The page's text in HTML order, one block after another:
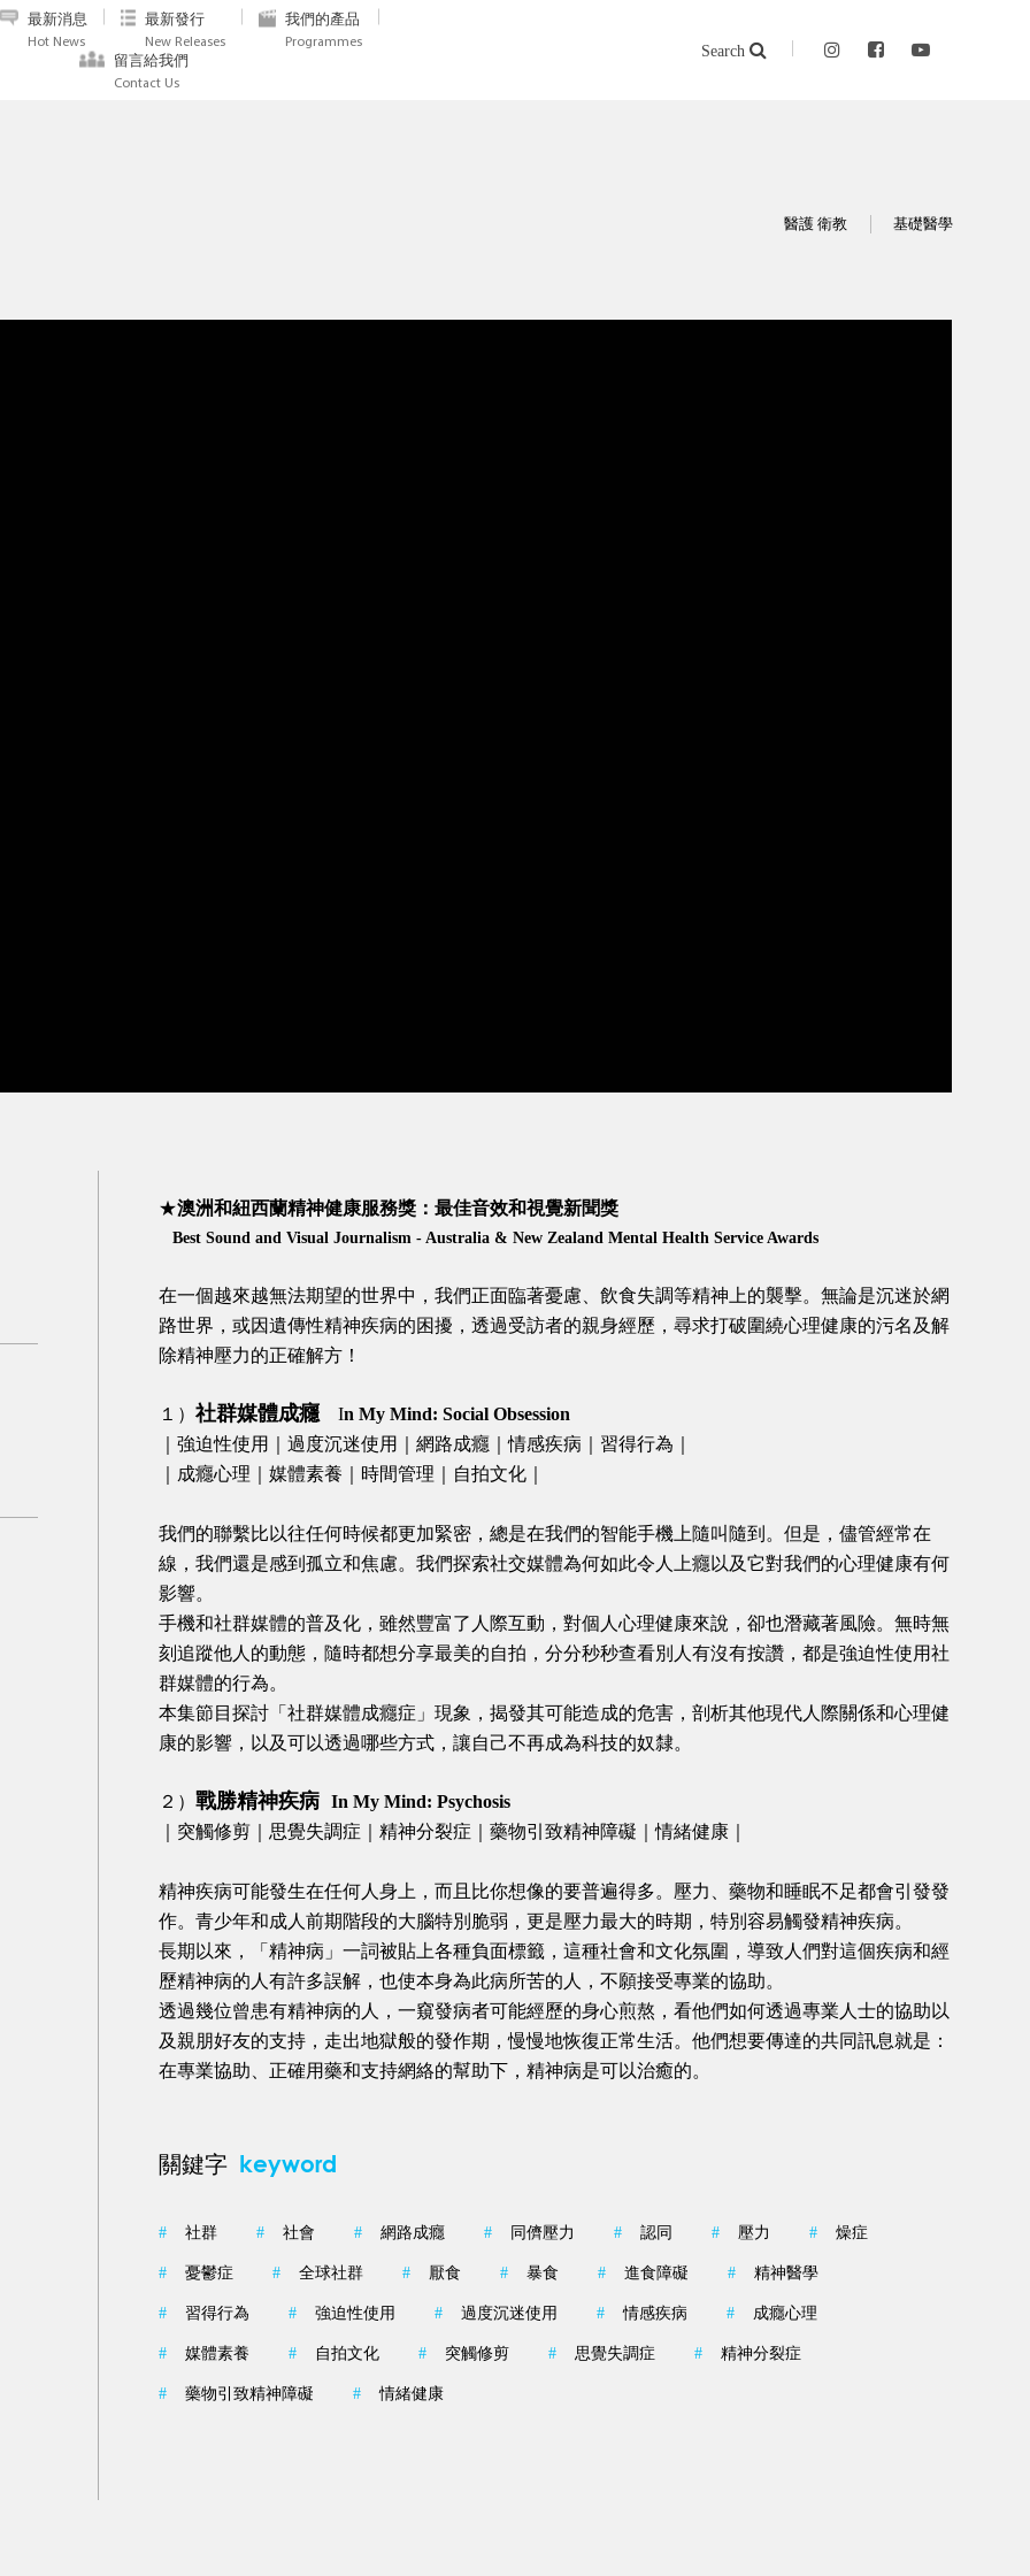
最新消息
Hot News
最新發行
New Releases
我們的產品
Programmes
留言給我們
Contact Us
Search
醫護 衛教 基礎醫學
★澳洲和紐西蘭精神健康服務獎：最佳音效和視覺新聞獎
Best Sound and Visual Journalism - Australia & New Zealand Mental Health Service Awards
在一個越來越無法期望的世界中，我們正面臨著憂慮、飲食失調等精神上的襲擊。無論是沉迷於網
路世界，或因遺傳性精神疾病的困擾，透過受訪者的親身經歷，尋求打破圍繞心理健康的污名及解
除精神壓力的正確解方！
１）社群媒體成癮 In My Mind: Social Obsession
｜強迫性使用｜過度沉迷使用｜網路成癮｜情感疾病｜習得行為｜
｜成癮心理｜媒體素養｜時間管理｜自拍文化｜
我們的聯繫比以往任何時候都更加緊密，總是在我們的智能手機上隨叫隨到。但是，儘管經常在
線，我們還是感到孤立和焦慮。我們探索社交媒體為何如此令人上癮以及它對我們的心理健康有何
影響。
手機和社群媒體的普及化，雖然豐富了人際互動，對個人心理健康來說，卻也潛藏著風險。無時無
刻追蹤他人的動態，隨時都想分享最美的自拍，分分秒秒查看別人有沒有按讚，都是強迫性使用社
群媒體的行為。
本集節目探討「社群媒體成癮症」現象，揭發其可能造成的危害，剖析其他現代人際關係和心理健
康的影響，以及可以透過哪些方式，讓自己不再成為科技的奴隸。
２）戰勝精神疾病
In My Mind: Psychosis
｜突觸修剪｜思覺失調症｜精神分裂症｜藥物引致精神障礙｜情緒健康｜
精神疾病可能發生在任何人身上，而且比你想像的要普遍得多。壓力、藥物和睡眠不足都會引發發
作。青少年和成人前期階段的大腦特別脆弱，更是壓力最大的時期，特別容易觸發精神疾病。
長期以來，「精神病」一詞被貼上各種負面標籤，這種社會和文化氛圍，導致人們對這個疾病和經
歷精神病的人有許多誤解，也使本身為此病所苦的人，不願接受專業的協助。
透過幾位曾患有精神病的人，一窺發病者可能經歷的身心煎熬，看他們如何透過專業人士的協助以
及親朋好友的支持，走出地獄般的發作期，慢慢地恢復正常生活。他們想要傳達的共同訊息就是：
在專業協助、正確用藥和支持網絡的幫助下，精神病是可以治癒的。
關鍵字 keyword
# 社群 # 社會 # 網路成癮 # 同儕壓力 # 認同 # 壓力 # 燥症
# 憂鬱症 # 全球社群 # 厭食 # 暴食 # 進食障礙 # 精神醫學
# 習得行為 # 強迫性使用 # 過度沉迷使用 # 情感疾病 # 成癮心理
# 媒體素養 # 自拍文化 # 突觸修剪 # 思覺失調症 # 精神分裂症
# 藥物引致精神障礙 # 情緒健康